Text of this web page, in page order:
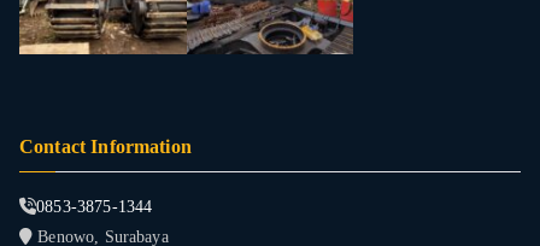
Contact Information
0853-3875-1344
Benowo, Surabaya